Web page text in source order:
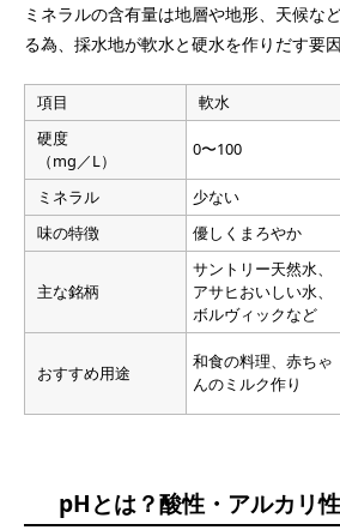
ミネラルの含有量は地層や地形、天候な
る為、採水地が軟水と硬水を作りだす要
項目 軟水
硬度
（mg／L）
0〜100
ミネラル 少ない
味の特徴
優しくまろやか
主な銘柄
サントリー天然水、
アサヒおいしい水、
ボルヴィックなど
おすすめ用途
和食の料理、赤ちゃ
んのミルク作り
pHとは？酸性・アルカリ